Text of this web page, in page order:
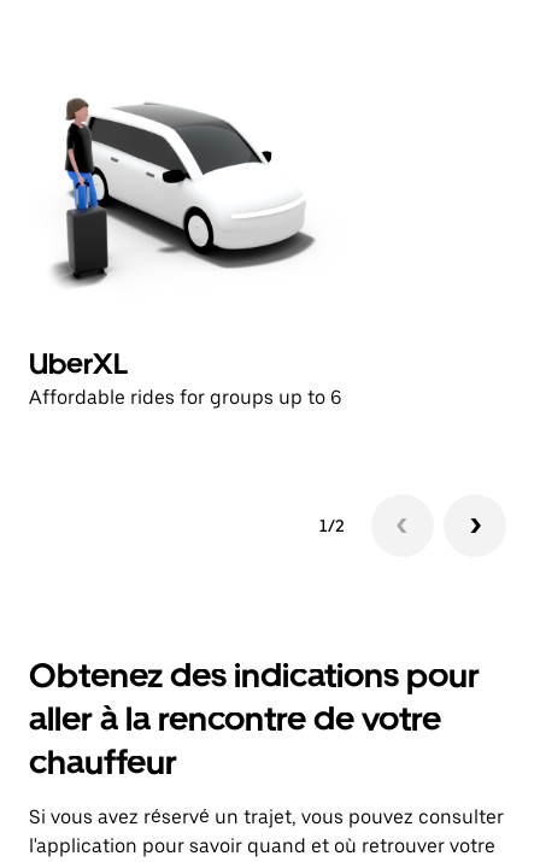
UberXL
Affordable rides for groups up to 6
1/2
Obtenez des indications pour
aller à la rencontre de votre
chauffeur
Si vous avez réservé un trajet, vous pouvez consulter
l'application pour savoir quand et où retrouver votre